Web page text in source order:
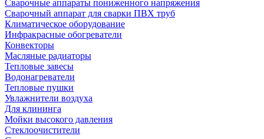
Сварочные аппараты пониженного напряжения
Сварочный аппарат для сварки ПВХ труб
Климатическое оборудование
Инфракрасные обогреватели
Конвекторы
Масляные радиаторы
Тепловые завесы
Водонагреватели
Тепловые пушки
Увлажнители воздуха
Для клининга
Мойки высокого давления
Стеклоочистители